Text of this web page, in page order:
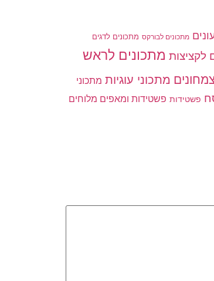
מתכונים לבורקס מתכונים לדגים
לקציצות מתכונים לראש
מתכוני עוגיות מתכוני
פשטידות פשטידות ומאפים מלוחים